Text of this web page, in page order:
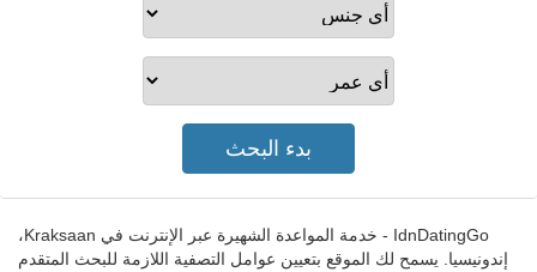
IdnDatingGo - خدمة المواعدة الشهيرة عبر الإنترنت في Kraksaan،
إندونيسيا. يسمح لك الموقع بتعيين عوامل التصفية اللازمة للبحث المتقدم